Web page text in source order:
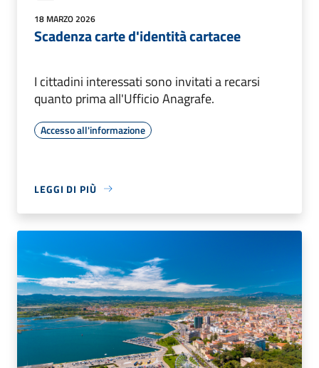
18 MARZO 2026
Scadenza carte d'identità cartacee
I cittadini interessati sono invitati a recarsi
quanto prima all'Ufficio Anagrafe.
Accesso all'informazione
LEGGI DI PIÙ